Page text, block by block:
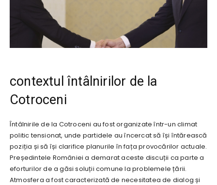
contextul întâlnirilor de la
Cotroceni
Întâlnirile de la Cotroceni au fost organizate într-un climat
politic tensionat, unde partidele au încercat să își întărească
poziția și să își clarifice planurile în fața provocărilor actuale.
Președintele României a demarat aceste discuții ca parte a
eforturilor de a găsi soluții comune la problemele țării.
Atmosfera a fost caracterizată de necesitatea de dialog și